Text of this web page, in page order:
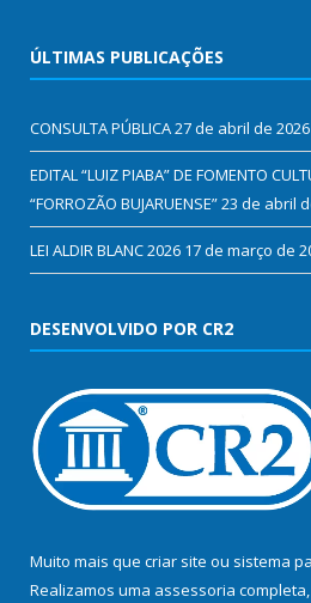
ÚLTIMAS PUBLICAÇÕES
CONSULTA PÚBLICA27 de abril de 2026
EDITAL “LUIZ PIABA” DE FOMENTO
“FORROZÃO BUJARUENSE”23 de abril
LEI ALDIR BLANC 2026 17 de março de
DESENVOLVIDO POR CR2
Muito mais que criar site ou sistema
Realizamos uma assessoria